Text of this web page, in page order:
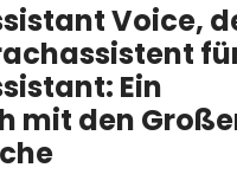
Voice,
Ein
mit den